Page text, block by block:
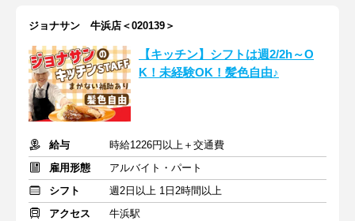
ジョナサン 牛浜店＜020139＞
【キッチン】シフトは週2/2h～O
K！未経験OK！髪色自由♪
給与
時給1226円以上＋交通費
雇用形態
アルバイト・パート
シフト
週2日以上 1日2時間以上
アクセス
牛浜駅